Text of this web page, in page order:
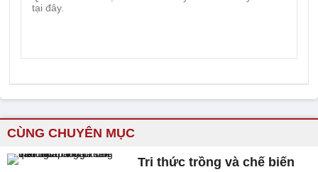
CÙNG CHUYÊN MỤC
Tri thức trồng và chế biến